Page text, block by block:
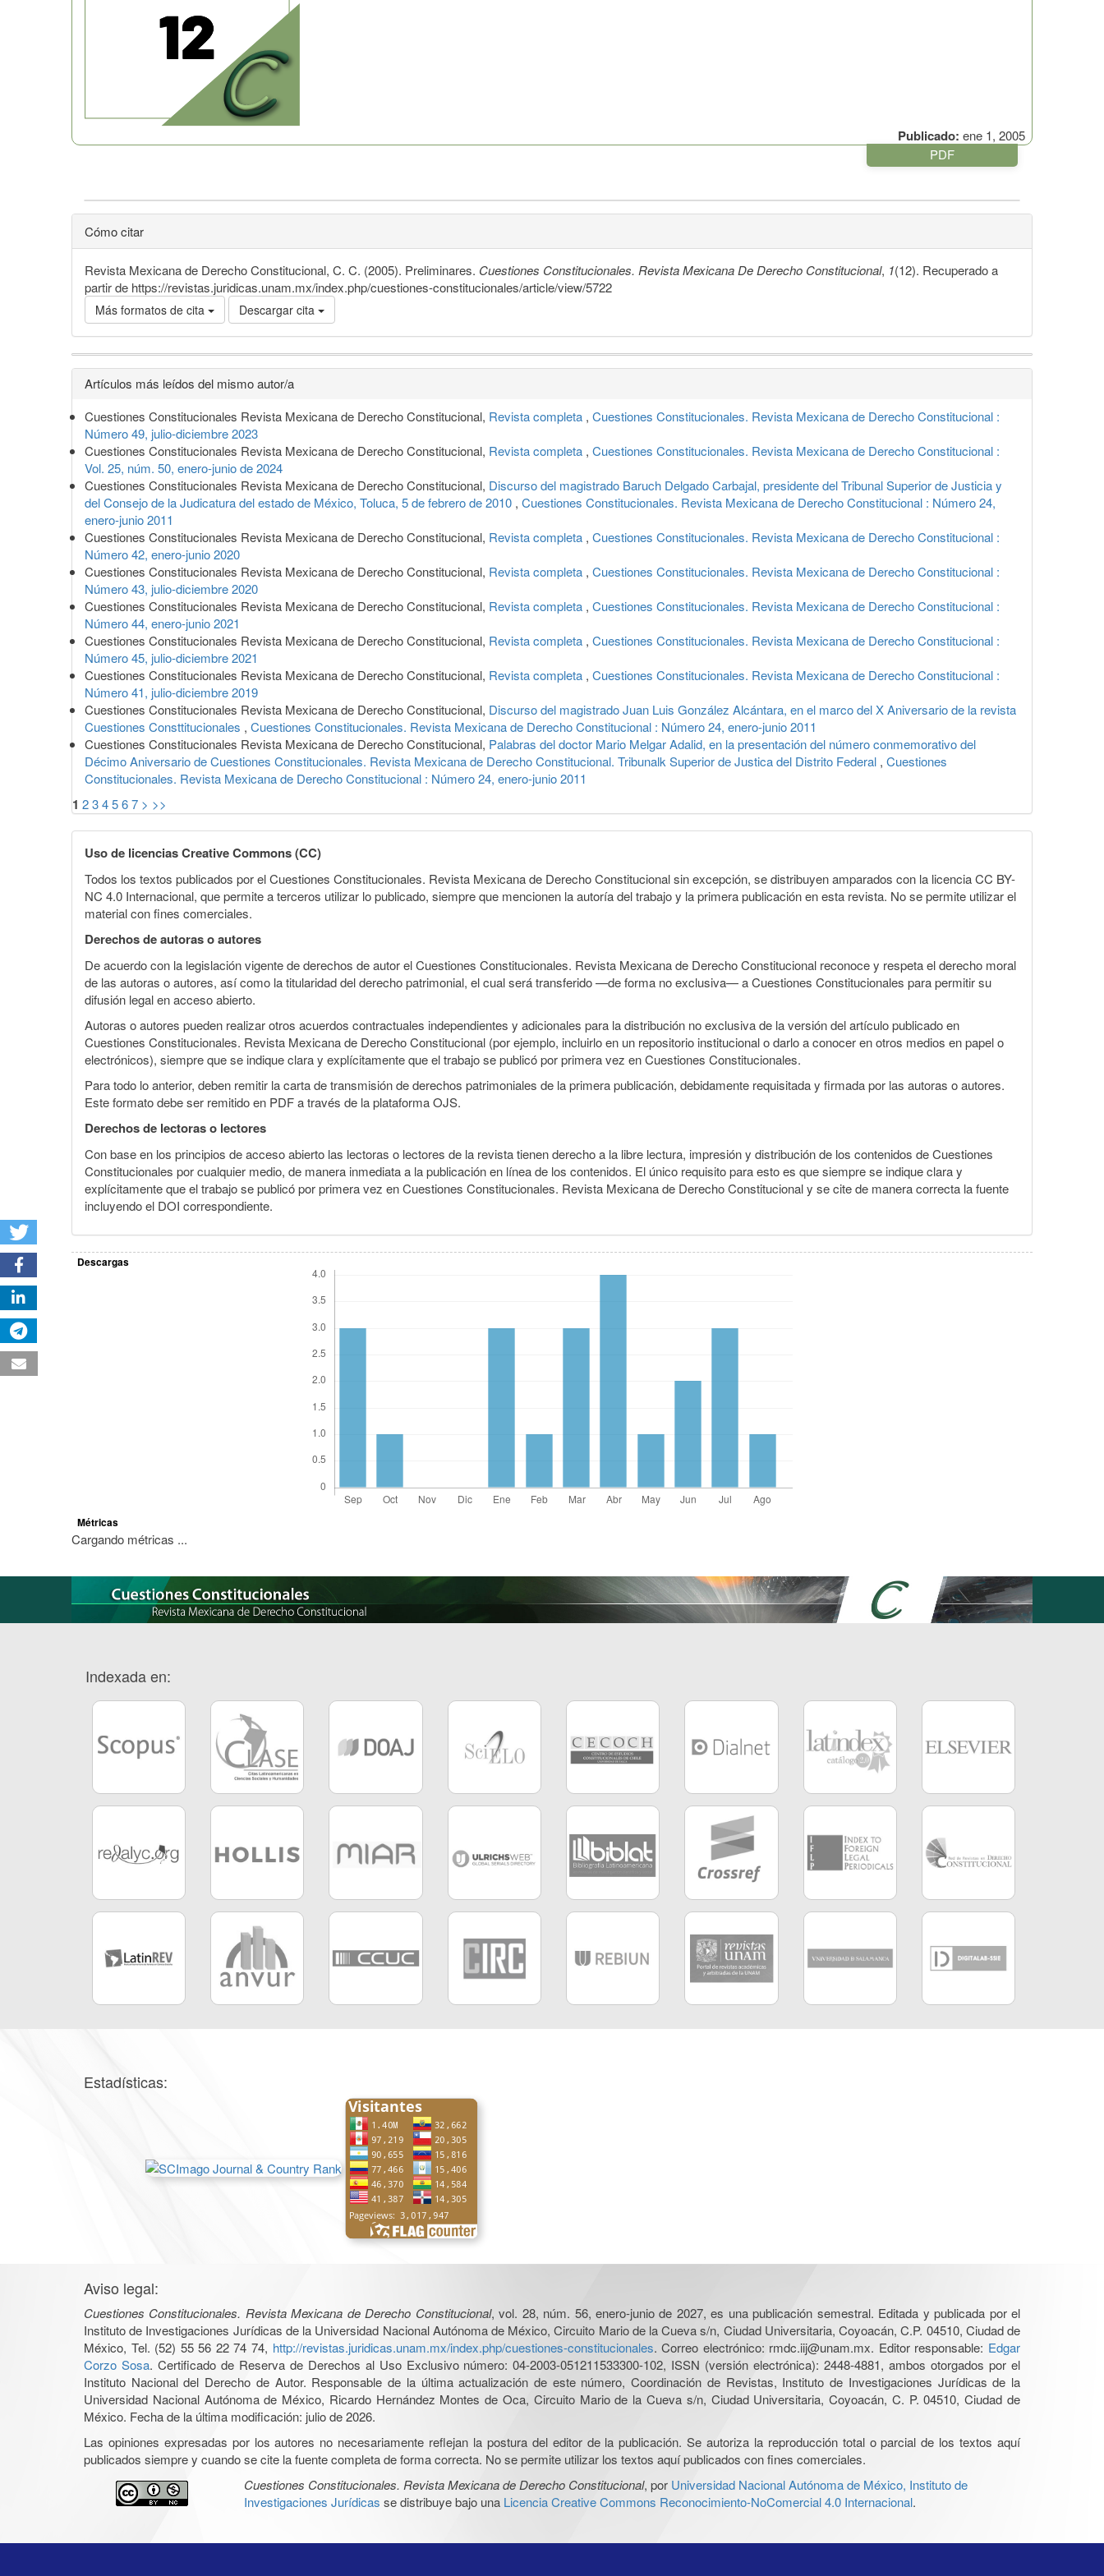
Publicado: ene 1, 2005
PDF
Cómo citar
Revista Mexicana de Derecho Constitucional, C. C. (2005). Preliminares. Cuestiones Constitucionales. Revista Mexicana De Derecho Constitucional, 1(12). Recuperado a
partir de https://revistas.juridicas.unam.mx/index.php/cuestiones-constitucionales/article/view/5722
Más formatos de cita Descargar cita
Detalles
del
artículo
Artículos más leídos del mismo autor/a
Cuestiones Constitucionales Revista Mexicana de Derecho Constitucional, Revista completa , Cuestiones Constitucionales. Revista Mexicana de Derecho Constitucional :
Número 49, julio-diciembre 2023
Cuestiones Constitucionales Revista Mexicana de Derecho Constitucional, Revista completa , Cuestiones Constitucionales. Revista Mexicana de Derecho Constitucional :
Vol. 25, núm. 50, enero-junio de 2024
Cuestiones Constitucionales Revista Mexicana de Derecho Constitucional, Discurso del magistrado Baruch Delgado Carbajal, presidente del Tribunal Superior de Justicia y
del Consejo de la Judicatura del estado de México, Toluca, 5 de febrero de 2010 , Cuestiones Constitucionales. Revista Mexicana de Derecho Constitucional : Número 24,
enero-junio 2011
Cuestiones Constitucionales Revista Mexicana de Derecho Constitucional, Revista completa , Cuestiones Constitucionales. Revista Mexicana de Derecho Constitucional :
Número 42, enero-junio 2020
Cuestiones Constitucionales Revista Mexicana de Derecho Constitucional, Revista completa , Cuestiones Constitucionales. Revista Mexicana de Derecho Constitucional :
Número 43, julio-diciembre 2020
Cuestiones Constitucionales Revista Mexicana de Derecho Constitucional, Revista completa , Cuestiones Constitucionales. Revista Mexicana de Derecho Constitucional :
Número 44, enero-junio 2021
Cuestiones Constitucionales Revista Mexicana de Derecho Constitucional, Revista completa , Cuestiones Constitucionales. Revista Mexicana de Derecho Constitucional :
Número 45, julio-diciembre 2021
Cuestiones Constitucionales Revista Mexicana de Derecho Constitucional, Revista completa , Cuestiones Constitucionales. Revista Mexicana de Derecho Constitucional :
Número 41, julio-diciembre 2019
Cuestiones Constitucionales Revista Mexicana de Derecho Constitucional, Discurso del magistrado Juan Luis González Alcántara, en el marco del X Aniversario de la revista
Cuestiones Consttitucionales , Cuestiones Constitucionales. Revista Mexicana de Derecho Constitucional : Número 24, enero-junio 2011
Cuestiones Constitucionales Revista Mexicana de Derecho Constitucional, Palabras del doctor Mario Melgar Adalid, en la presentación del número conmemorativo del
Décimo Aniversario de Cuestiones Constitucionales. Revista Mexicana de Derecho Constitucional. Tribunalk Superior de Justica del Distrito Federal , Cuestiones
Constitucionales. Revista Mexicana de Derecho Constitucional : Número 24, enero-junio 2011
1 234567 > >>
Uso de licencias Creative Commons (CC)
Todos los textos publicados por el Cuestiones Constitucionales. Revista Mexicana de Derecho Constitucional sin excepción, se distribuyen amparados con la licencia CC BY-
NC 4.0 Internacional, que permite a terceros utilizar lo publicado, siempre que mencionen la autoría del trabajo y la primera publicación en esta revista. No se permite utilizar el
material con fines comerciales.
Derechos de autoras o autores
De acuerdo con la legislación vigente de derechos de autor el Cuestiones Constitucionales. Revista Mexicana de Derecho Constitucional reconoce y respeta el derecho moral
de las autoras o autores, así como la titularidad del derecho patrimonial, el cual será transferido —de forma no exclusiva— a Cuestiones Constitucionales para permitir su
difusión legal en acceso abierto.
Autoras o autores pueden realizar otros acuerdos contractuales independientes y adicionales para la distribución no exclusiva de la versión del artículo publicado en
Cuestiones Constitucionales. Revista Mexicana de Derecho Constitucional (por ejemplo, incluirlo en un repositorio institucional o darlo a conocer en otros medios en papel o
electrónicos), siempre que se indique clara y explícitamente que el trabajo se publicó por primera vez en Cuestiones Constitucionales.
Para todo lo anterior, deben remitir la carta de transmisión de derechos patrimoniales de la primera publicación, debidamente requisitada y firmada por las autoras o autores.
Este formato debe ser remitido en PDF a través de la plataforma OJS.
Derechos de lectoras o lectores
Con base en los principios de acceso abierto las lectoras o lectores de la revista tienen derecho a la libre lectura, impresión y distribución de los contenidos de Cuestiones
Constitucionales por cualquier medio, de manera inmediata a la publicación en línea de los contenidos. El único requisito para esto es que siempre se indique clara y
explícitamente que el trabajo se publicó por primera vez en Cuestiones Constitucionales. Revista Mexicana de Derecho Constitucional y se cite de manera correcta la fuente
incluyendo el DOI correspondiente.
Descargas
Métricas
Cargando métricas ...
Indexada en:
Estadísticas:
Aviso legal:
Cuestiones Constitucionales. Revista Mexicana de Derecho Constitucional, vol. 28, núm. 56, enero-junio de 2027, es una publicación semestral. Editada y publicada por el
Instituto de Investigaciones Jurídicas de la Universidad Nacional Autónoma de México, Circuito Mario de la Cueva s/n, Ciudad Universitaria, Coyoacán, C.P. 04510, Ciudad de
México, Tel. (52) 55 56 22 74 74, http://revistas.juridicas.unam.mx/index.php/cuestiones-constitucionales. Correo electrónico: rmdc.iij@unam.mx. Editor responsable: Edgar
Corzo Sosa. Certificado de Reserva de Derechos al Uso Exclusivo número: 04-2003-051211533300-102, ISSN (versión electrónica): 2448-4881, ambos otorgados por el
Instituto Nacional del Derecho de Autor. Responsable de la última actualización de este número, Coordinación de Revistas, Instituto de Investigaciones Jurídicas de la
Universidad Nacional Autónoma de México, Ricardo Hernández Montes de Oca, Circuito Mario de la Cueva s/n, Ciudad Universitaria, Coyoacán, C. P. 04510, Ciudad de
México. Fecha de la última modificación: julio de 2026.
Las opiniones expresadas por los autores no necesariamente reflejan la postura del editor de la publicación. Se autoriza la reproducción total o parcial de los textos aquí
publicados siempre y cuando se cite la fuente completa de forma correcta. No se permite utilizar los textos aquí publicados con fines comerciales.
Cuestiones Constitucionales. Revista Mexicana de Derecho Constitucional, por Universidad Nacional Autónoma de México, Instituto de
Investigaciones Jurídicas se distribuye bajo una Licencia Creative Commons Reconocimiento-NoComercial 4.0 Internacional.